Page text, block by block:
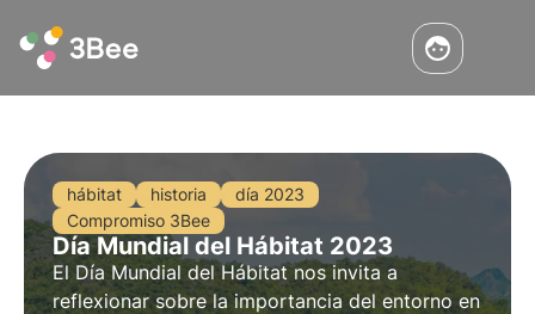
hábitat historia
día 2023
Compromiso 3Bee
Día Mundial del Hábitat 2023
El Día Mundial del Hábitat nos invita a
reflexionar sobre la importancia del entorno en